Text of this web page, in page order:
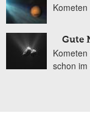
Kometen
Gute
schon